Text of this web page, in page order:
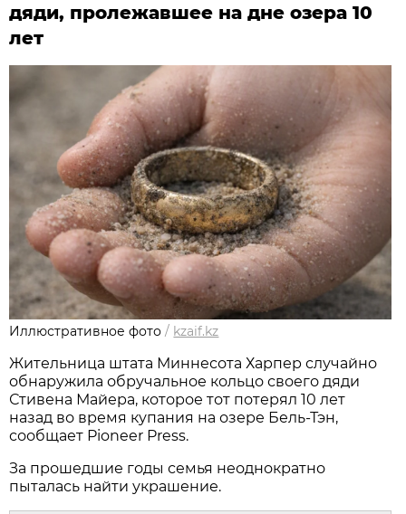
дяди, пролежавшее на дне озера 10
лет
Иллюстративное фото / kzaif.kz
Жительница штата Миннесота Харпер случайно
обнаружила обручальное кольцо своего дяди
Стивена Майера, которое тот потерял 10 лет
назад во время купания на озере Бель-Тэн,
сообщает Pioneer Press.
За прошедшие годы семья неоднократно
пыталась найти украшение.